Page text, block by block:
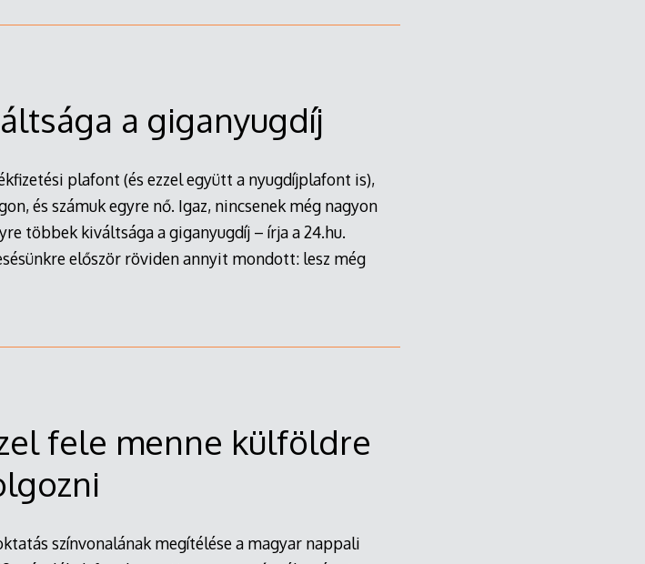
a giganyugdíj
plafont (és ezzel együtt a nyugdíjplafont is),
és számuk egyre nő. Igaz, nincsenek még nagyon
többek kiváltsága a giganyugdíj – írja a 24.hu.
először röviden annyit mondott: lesz még
fele menne külföldre
színvonalának megítélése a magyar nappali